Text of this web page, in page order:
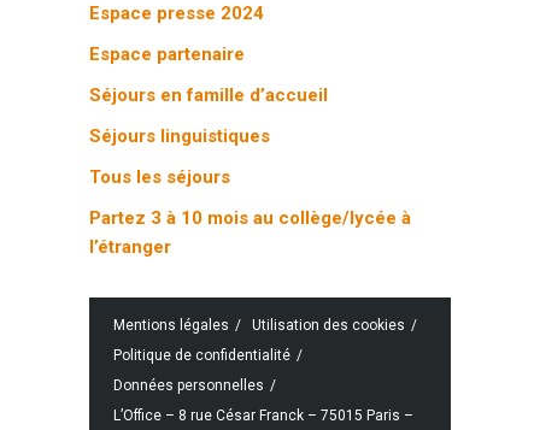
Espace presse 2024
Espace partenaire
Séjours en famille d’accueil
Séjours linguistiques
Tous les séjours
Partez 3 à 10 mois au collège/lycée à
l’étranger
Mentions légales
Utilisation des cookies
Politique de confidentialité
Données personnelles
L’Office – 8 rue César Franck – 75015 Paris –